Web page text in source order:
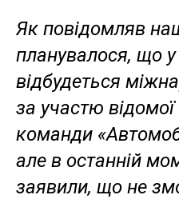
Як повідомляв
планувалося, що
відбудеться
за участю відомої
команди
але в останній
заявили, що не